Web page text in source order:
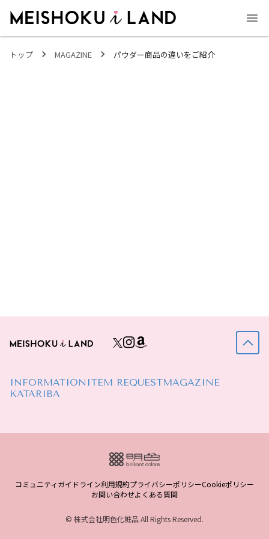
トップ MAGAZINE パウダー商品の違いをご紹介
INFORMATION ITEM REQUESTMAGAZINE
KATARIBA
コミュニティガイドライン利用規約プライバシーポリシーCookieポリシー
お問い合わせよくある質問
© 株式会社明色化粧品 All Rights Reserved.